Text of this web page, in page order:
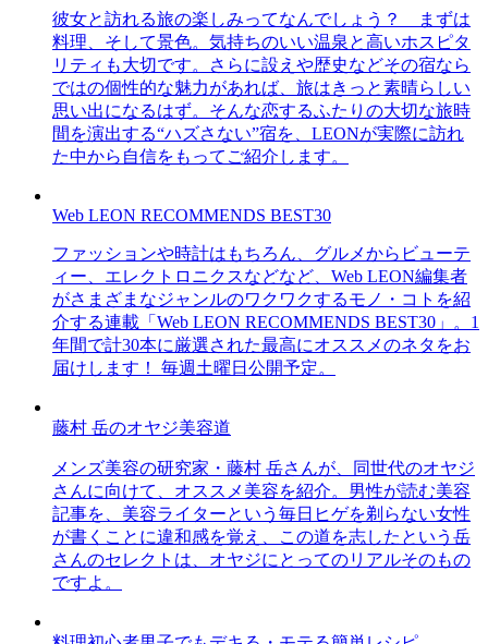
彼女と訪れる旅の楽しみってなんでしょう？ まずは
料理、そして景色。気持ちのいい温泉と高いホスピタ
リティも大切です。さらに設えや歴史などその宿なら
ではの個性的な魅力があれば、旅はきっと素晴らしい
思い出になるはず。そんな恋するふたりの大切な旅時
間を演出する“ハズさない”宿を、LEONが実際に訪れ
た中から自信をもってご紹介します。
Web LEON RECOMMENDS BEST30
ファッションや時計はもちろん、グルメからビューテ
ィー、エレクトロニクスなどなど、Web LEON編集者
がさまざまなジャンルのワクワクするモノ・コトを紹
介する連載「Web LEON RECOMMENDS BEST30」。1
年間で計30本に厳選された最高にオススメのネタをお
届けします！ 毎週土曜日公開予定。
藤村 岳のオヤジ美容道
メンズ美容の研究家・藤村 岳さんが、同世代のオヤジ
さんに向けて、オススメ美容を紹介。男性が読む美容
記事を、美容ライターという毎日ヒゲを剃らない女性
が書くことに違和感を覚え、この道を志したという岳
さんのセレクトは、オヤジにとってのリアルそのもの
ですよ。